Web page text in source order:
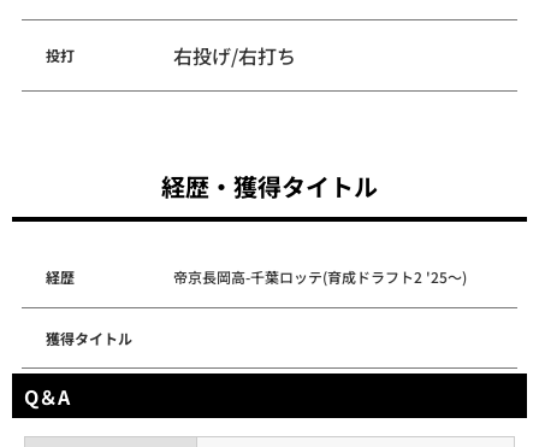
投打 右投げ/右打ち
経歴・獲得タイトル
経歴 帝京長岡高-千葉ロッテ(育成ドラフト2 '25～)
獲得タイトル
Q＆A